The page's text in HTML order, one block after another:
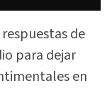
de
para dejar
en